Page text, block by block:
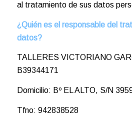
al tratamiento de sus datos
¿Quién es el responsable del
datos?
TALLERES VICTORIANO
B39344171
Domicilio: Bº EL ALTO, S/N
Tfno: 942838528